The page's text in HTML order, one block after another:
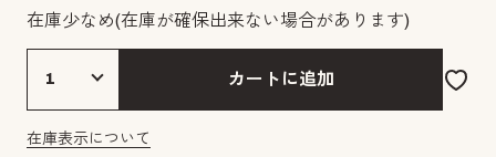
在庫少なめ(在庫が確保出来ない場合があります)
カートに追加
在庫表示について